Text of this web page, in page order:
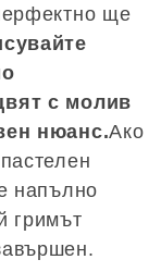
ще
с молив
нюанс.Ако
напълно
гримът